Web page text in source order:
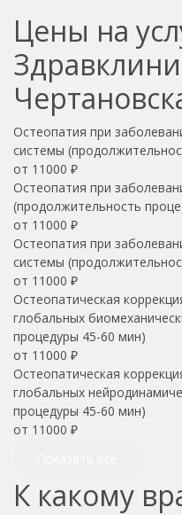
Цены на
Остеопатия при
системы
от 11000 ₽
Остеопатия при
(продолжительность
от 11000 ₽
Остеопатия при
системы
от 11000 ₽
Остеопатическая
глобальных
процедуры 45-60 мин)
от 11000 ₽
Остеопатическая
глобальных
процедуры 45-60 мин)
от 11000 ₽
К какому